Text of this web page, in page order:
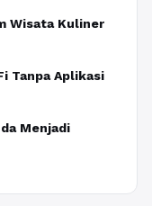
Wisata Kuliner
Tanpa Aplikasi
Menjadi